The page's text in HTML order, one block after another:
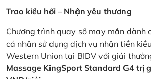
Trao kiều hối – Nhận yêu thương
Chương trình quay số may mắn dành
cá nhân sử dụng dịch vụ nhận tiền
Western Union tại BIDV với giải
Massage KingSport Standard G4 trị